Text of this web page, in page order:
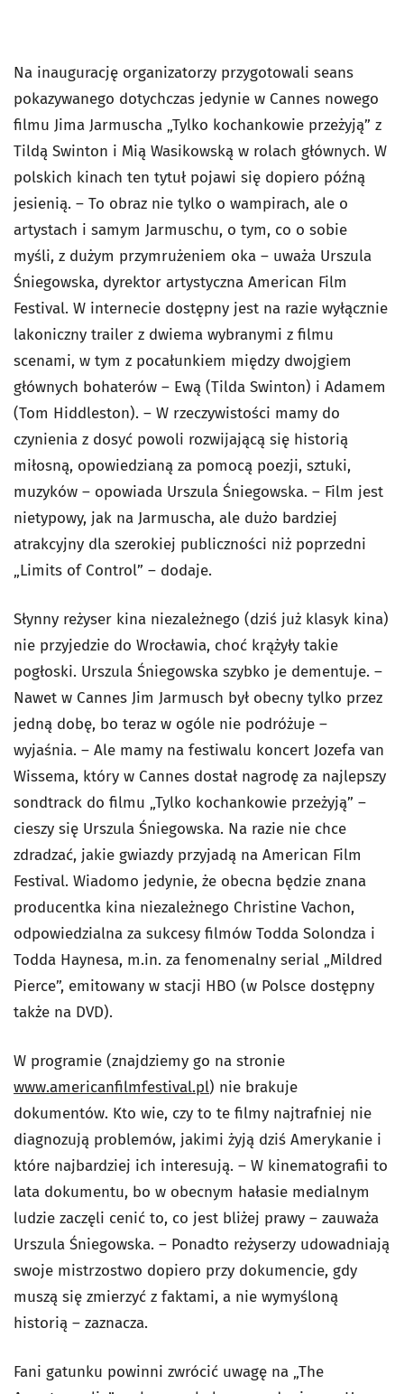
Na inaugurację organizatorzy przygotowali seans
pokazywanego dotychczas jedynie w Cannes nowego
filmu Jima Jarmuscha „Tylko kochankowie przeżyją” z
Tildą Swinton i Mią Wasikowską w rolach głównych. W
polskich kinach ten tytuł pojawi się dopiero późną
jesienią. – To obraz nie tylko o wampirach, ale o
artystach i samym Jarmuschu, o tym, co o sobie
myśli, z dużym przymrużeniem oka – uważa Urszula
Śniegowska, dyrektor artystyczna American Film
Festival. W internecie dostępny jest na razie wyłącznie
lakoniczny trailer z dwiema wybranymi z filmu
scenami, w tym z pocałunkiem między dwojgiem
głównych bohaterów – Ewą (Tilda Swinton) i Adamem
(Tom Hiddleston). – W rzeczywistości mamy do
czynienia z dosyć powoli rozwijającą się historią
miłosną, opowiedzianą za pomocą poezji, sztuki,
muzyków – opowiada Urszula Śniegowska. – Film jest
nietypowy, jak na Jarmuscha, ale dużo bardziej
atrakcyjny dla szerokiej publiczności niż poprzedni
„Limits of Control” – dodaje.
Słynny reżyser kina niezależnego (dziś już klasyk kina)
nie przyjedzie do Wrocławia, choć krążyły takie
pogłoski. Urszula Śniegowska szybko je dementuje. –
Nawet w Cannes Jim Jarmusch był obecny tylko przez
jedną dobę, bo teraz w ogóle nie podróżuje –
wyjaśnia. – Ale mamy na festiwalu koncert Jozefa van
Wissema, który w Cannes dostał nagrodę za najlepszy
sondtrack do filmu „Tylko kochankowie przeżyją” –
cieszy się Urszula Śniegowska. Na razie nie chce
zdradzać, jakie gwiazdy przyjadą na American Film
Festival. Wiadomo jedynie, że obecna będzie znana
producentka kina niezależnego Christine Vachon,
odpowiedzialna za sukcesy filmów Todda Solondza i
Todda Haynesa, m.in. za fenomenalny serial „Mildred
Pierce”, emitowany w stacji HBO (w Polsce dostępny
także na DVD).
W programie (znajdziemy go na stronie
www.americanfilmfestival.pl) nie brakuje
dokumentów. Kto wie, czy to te filmy najtrafniej nie
diagnozują problemów, jakimi żyją dziś Amerykanie i
które najbardziej ich interesują. – W kinematografii to
lata dokumentu, bo w obecnym hałasie medialnym
ludzie zaczęli cenić to, co jest bliżej prawy – zauważa
Urszula Śniegowska. – Ponadto reżyserzy udowadniają
swoje mistrzostwo dopiero przy dokumencie, gdy
muszą się zmierzyć z faktami, a nie wymyśloną
historią – zaznacza.
Fani gatunku powinni zwrócić uwagę na „The